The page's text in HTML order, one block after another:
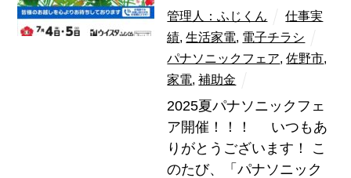
管理人：ふじくん
仕事実
績 ,生活家電 電子チラシ
パナソニックフェア ,佐野市
家電 ,補助金
2025夏パナソニックフェ
ア開催！！！ いつもあ
りがとうございます！ こ
のたび、「パナソニック